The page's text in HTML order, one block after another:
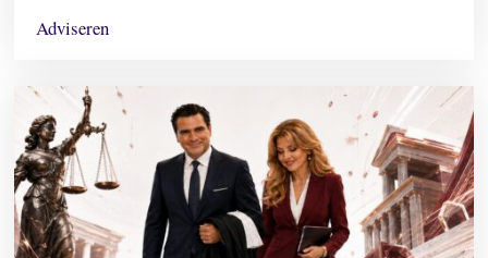
Adviseren